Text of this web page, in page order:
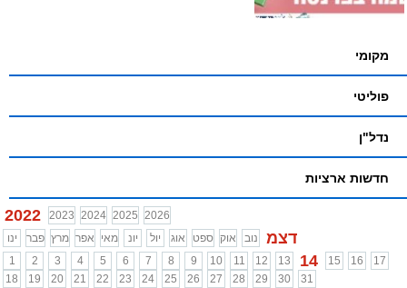
מקומי
פוליטי
נדל"ן
חדשות ארציות
2022 2023 2024 2025 2026
ינו
פבר מרץ אפר מאי יונ יול אוג ספט אוק נוב דצמ
1 2 3 4 5 6 7 8 9 10 11 12 13 14 15 16
17
18
19 20 21 22 23 24 25 26 27 28 29 30 31